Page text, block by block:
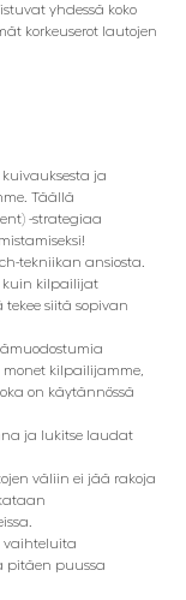
yhdessä koko
korkeuserot lautojen
ja
Täällä
-strategiaa
tekniikan ansiosta.
kuin kilpailijat
siitä sopivan
kilpailijamme,
on käytännössä
ja lukitse laudat
väliin ei jää rakoja
vaihteluita
pitäen puussa